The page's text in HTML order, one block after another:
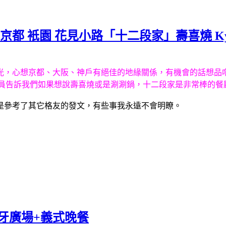
都 衹園 花見小路「十二段家」壽喜燒
心想京都、大阪、神戶有絕佳的地緣關係，有機會的話想
訴我們如果想說壽喜燒或是涮涮鍋，十二段家是非常棒的
參考了其它格友的發文，有些事我永遠不會明瞭。
廣場+義式晚餐